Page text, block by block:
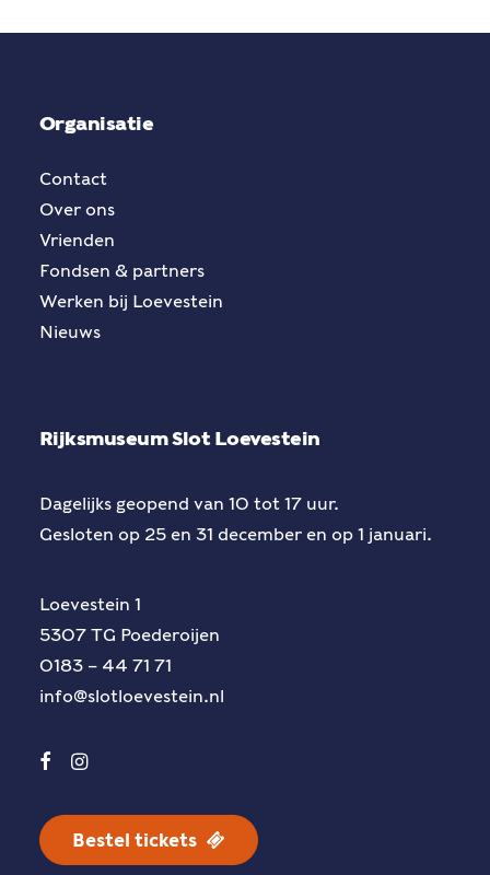
Organisatie
Contact
Over ons
Vrienden
Fondsen & partners
Werken bij Loevestein
Nieuws
Rijksmuseum Slot Loevestein
Dagelijks geopend van 10 tot 17 uur.
Gesloten op 25 en 31 december en op 1 januari.
Loevestein 1
5307 TG Poederoijen
0183 – 44 71 71
info@slotloevestein.nl
Bestel tickets